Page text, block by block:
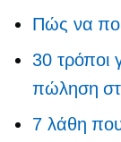
Πώς να
30 τρόποι
πώληση
7 λάθη